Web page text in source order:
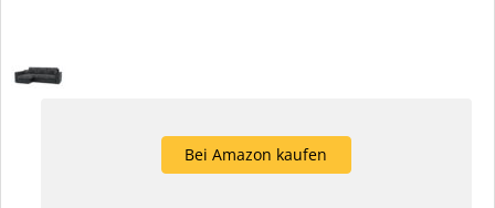
Bei Amazon kaufen